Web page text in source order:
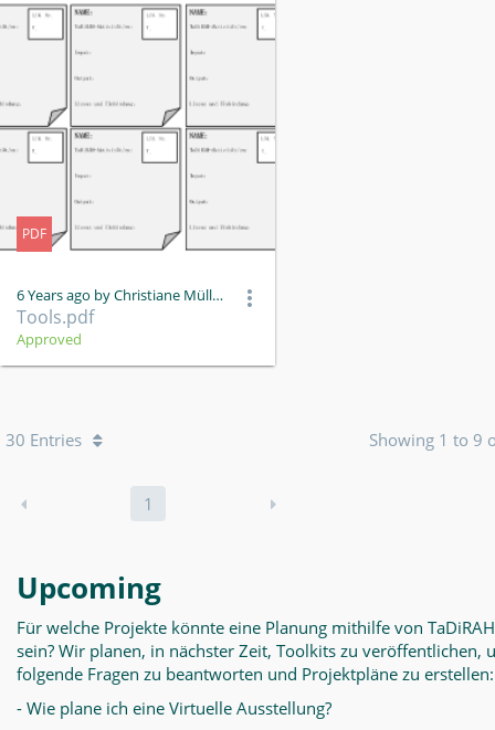
PDF
6 Years ago by Christiane Müller
Tools.pdf
Approved
30 Entries Showing 1 to 9
1
Upcoming
Für welche Projekte könnte eine Planung mithilfe von
sein? Wir planen, in nächster Zeit, Toolkits zu veröffentlichen,
folgende Fragen zu beantworten und Projektpläne zu erstellen:
- Wie plane ich eine Virtuelle Ausstellung?